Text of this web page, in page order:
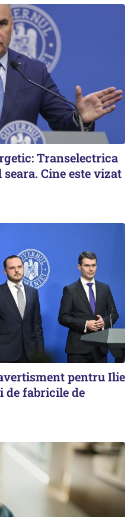
Transelectrica
Cine este vizat
pentru Ilie
de fabricile de